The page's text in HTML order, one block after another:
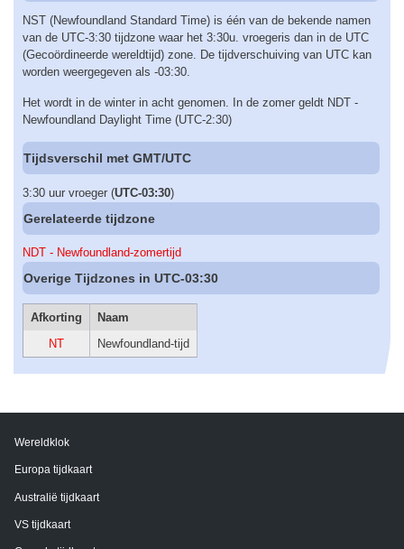
NST (Newfoundland Standard Time) is één van de bekende namen
van de UTC-3:30 tijdzone waar het 3:30u. vroegeris dan in de UTC
(Gecoördineerde wereldtijd) zone. De tijdverschuiving van UTC kan
worden weergegeven als -03:30.
Het wordt in de winter in acht genomen. In de zomer geldt NDT -
Newfoundland Daylight Time (UTC-2:30)
Tijdsverschil met GMT/UTC
3:30 uur vroeger (UTC-03:30)
Gerelateerde tijdzone
NDT - Newfoundland-zomertijd
Overige Tijdzones in UTC-03:30
Afkorting
Naam
NT
Newfoundland-tijd
Wereldklok
Europa tijdkaart
Australië tijdkaart
VS tijdkaart